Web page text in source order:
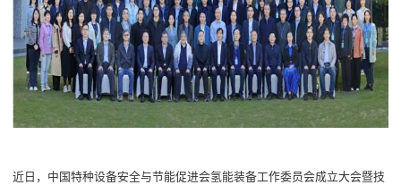
近日 ，中国特种设备安全与节能促进会氢能装备工作委员会成立大会暨技